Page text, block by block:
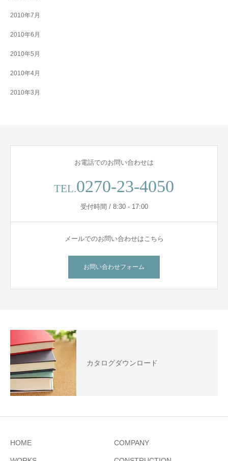
2010年7月
2010年6月
2010年5月
2010年4月
2010年3月
お電話でのお問い合わせは
TEL.0270-23-4050
受付時間 / 8:30 - 17:00
メールでのお問い合わせはこちら
お問い合わせフォーム
カタログダウンロード
HOME COMPANY